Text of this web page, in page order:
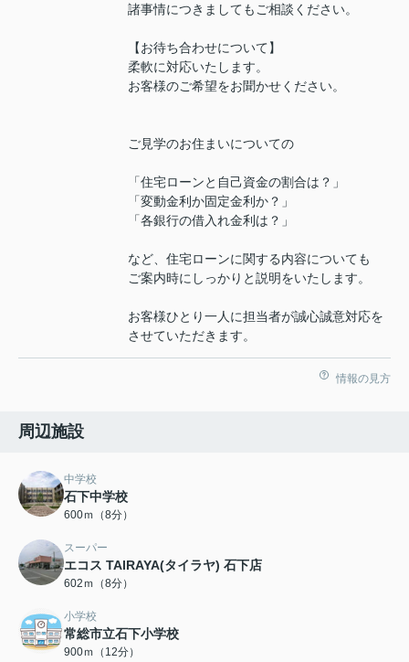
諸事情につきましてもご相談ください。
【お待ち合わせについて】
柔軟に対応いたします。
お客様のご希望をお聞かせください。
ご見学のお住まいについての
「住宅ローンと自己資金の割合は？」
「変動金利か固定金利か？」
「各銀行の借入れ金利は？」
など、住宅ローンに関する内容についても
ご案内時にしっかりと説明をいたします。
お客様ひとり一人に担当者が誠心誠意対応を
させていただきます。
情報の見方
周辺施設
中学校
石下中学校
600ｍ（8分）
スーパー
エコス TAIRAYA(タイラヤ) 石下店
602ｍ（8分）
小学校
常総市立石下小学校
900ｍ（12分）